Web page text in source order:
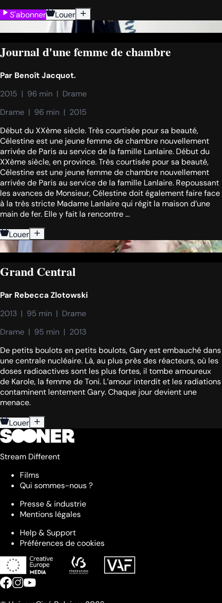
S'abonner
Louer
Journal d'une femme de chambre
Par Benoît Jacquot.
2015  |  96 min  |  Drame
Drame  |  96 min  |  2015
Début du XXème siècle. Très courtisée pour sa beauté,
Célestine est une jeune femme de chambre nouvellement
arrivée de Paris au service de la famille Lanlaire. Début du
XXème siècle, en province. Très courtisée pour sa beauté,
Célestine est une jeune femme de chambre nouvellement
arrivée de Paris au service de la famille Lanlaire. Repoussant
les avances de Monsieur, Célestine doit également faire face
à la très stricte Madame Lanlaire qui régit la maison d’une
main de fer. Elle y fait la rencontre ...
Louer
Grand Central
Par Rebecca Zlotowski
2013  |  95 min  |  Drame
Drame  |  95 min  |  2013
De petits boulots en petits boulots, Gary est embauché dans
une centrale nucléaire. Là, au plus près des réacteurs, où les
doses radioactives sont les plus fortes, il tombe amoureux
de Karole, la femme de Toni. L’amour interdit et les radiations
contaminent lentement Gary. Chaque jour devient une
menace.
Louer
Stream Different
Films
Qui sommes-nous ?
Presse & industrie
Mentions légales
Help & Support
Préférences de cookies